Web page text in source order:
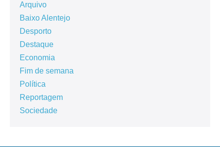
Arquivo
Baixo Alentejo
Desporto
Destaque
Economia
Fim de semana
Política
Reportagem
Sociedade